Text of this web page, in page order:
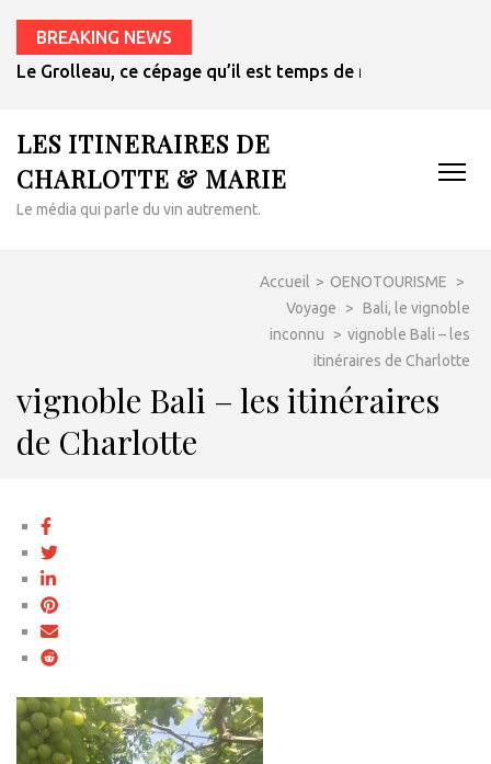
BREAKING NEWS
Le Grolleau, ce cépage qu’il est temps de redécouvrir
LES ITINERAIRES DE
CHARLOTTE & MARIE
Le média qui parle du vin autrement.
Accueil > OENOTOURISME
>
Voyage
> Bali, le vignoble
inconnu
> vignoble Bali – les
itinéraires de Charlotte
vignoble Bali – les itinéraires
de Charlotte